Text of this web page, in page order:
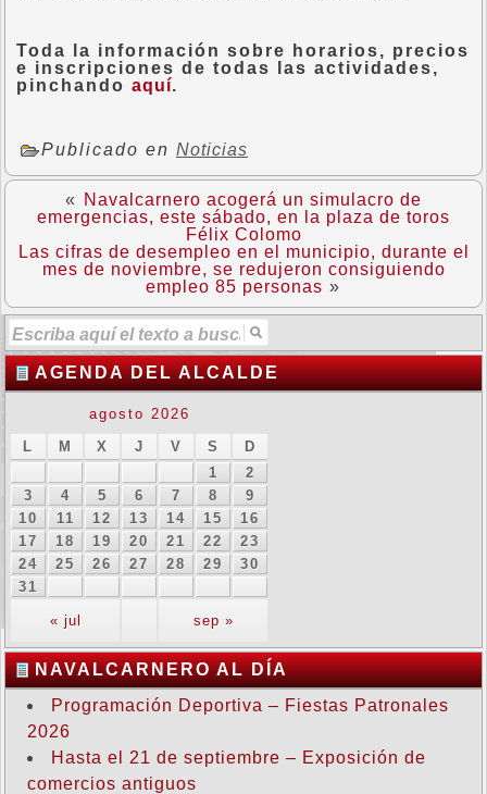
Toda la información sobre horarios, precios
e inscripciones de todas las actividades,
pinchando aquí.
Publicado en Noticias
«
Navalcarnero acogerá un simulacro de
emergencias, este sábado, en la plaza de toros
Félix Colomo
Las cifras de desempleo en el municipio, durante el
mes de noviembre, se redujeron consiguiendo
empleo 85 personas »
AGENDA DEL ALCALDE
agosto 2026
L
M X J V S D
« jul sep »
1
2
3
4 5 6 7 8
9
10
11 12 13 14 15
16
17
18 19 20 21 22
23
24
25 26 27 28 29
30
31
NAVALCARNERO AL DÍA
Programación Deportiva – Fiestas Patronales
2026
Hasta el 21 de septiembre – Exposición de
comercios antiguos